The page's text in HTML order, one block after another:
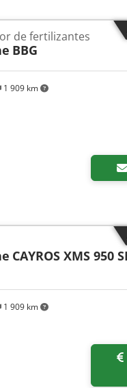
1 909 km
de fertilizantes
BBG
1 909 km
CAYROS XMS 950